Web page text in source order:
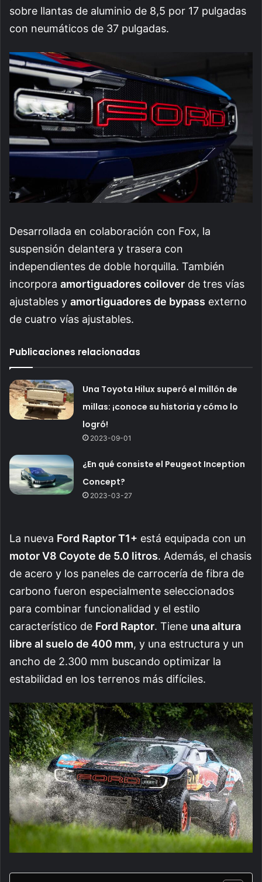
sobre llantas de aluminio de 8,5 por 17 pulgadas
con neumáticos de 37 pulgadas.
Desarrollada en colaboración con Fox, la
suspensión delantera y trasera con
independientes de doble horquilla. También
incorpora amortiguadores coilover de tres vías
ajustables y amortiguadores de bypass externo
de cuatro vías ajustables.
Publicaciones relacionadas
Una Toyota Hilux superó el millón de
millas: ¡conoce su historia y cómo lo
logró!
2023-09-01
¿En qué consiste el Peugeot Inception
Concept?
2023-03-27
La nueva Ford Raptor T1+ está equipada con un
motor V8 Coyote de 5.0 litros. Además, el chasis
de acero y los paneles de carrocería de fibra de
carbono fueron especialmente seleccionados
para combinar funcionalidad y el estilo
característico de Ford Raptor. Tiene una altura
libre al suelo de 400 mm, y una estructura y un
ancho de 2.300 mm buscando optimizar la
estabilidad en los terrenos más difíciles.